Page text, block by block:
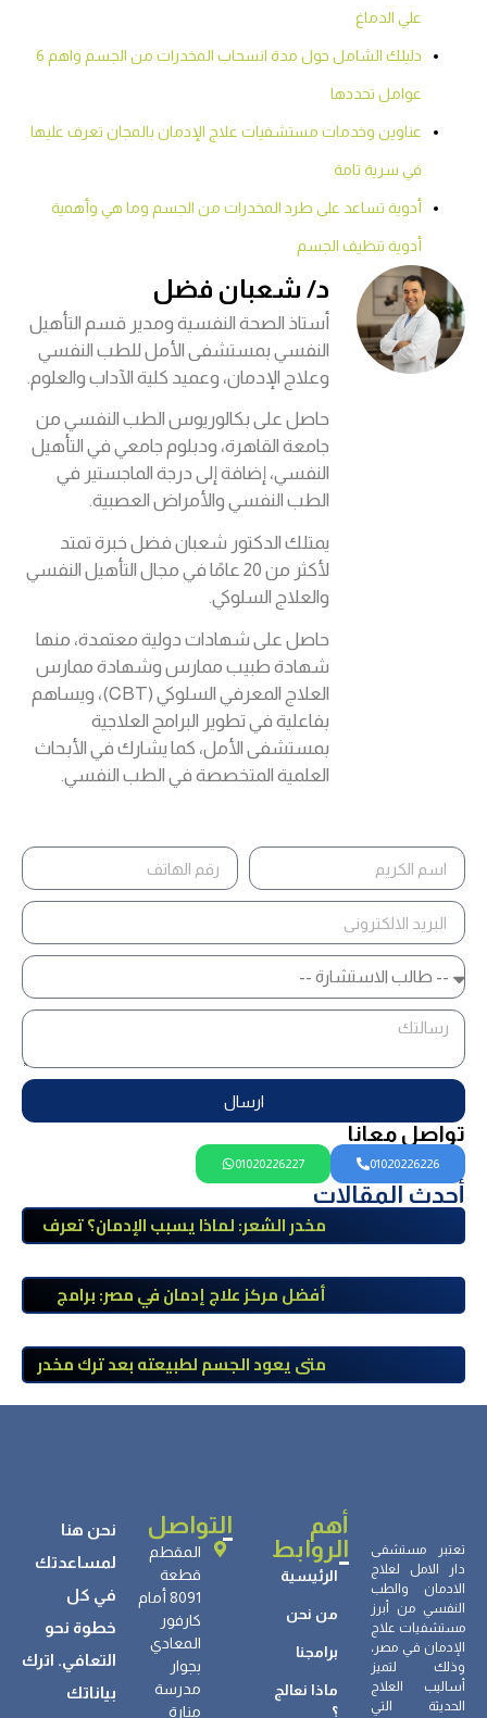
علي الدماغ
دليلك الشامل حول مدة انسحاب المخدرات من الجسم واهم 6
عوامل تحددها
عناوين وخدمات مستشفيات علاج الإدمان بالمجان تعرف عليها
في سرية تامة
أدوية تساعد على طرد المخدرات من الجسم وما هي وأهمية
أدوية تنظيف الجسم
د/ شعبان فضل
أستاذ الصحة النفسية ومدير قسم التأهيل
النفسي بمستشفى الأمل للطب النفسي
وعلاج الإدمان، وعميد كلية الآداب والعلوم.
حاصل على بكالوريوس الطب النفسي من
جامعة القاهرة، ودبلوم جامعي في التأهيل
النفسي، إضافة إلى درجة الماجستير في
الطب النفسي والأمراض العصبية.
يمتلك الدكتور شعبان فضل خبرة تمتد
لأكثر من 20 عامًا في مجال التأهيل النفسي
والعلاج السلوكي.
حاصل على شهادات دولية معتمدة، منها
شهادة طبيب ممارس وشهادة ممارس
العلاج المعرفي السلوكي (CBT)، ويساهم
بفاعلية في تطوير البرامج العلاجية
بمستشفى الأمل، كما يشارك في الأبحاث
العلمية المتخصصة في الطب النفسي.
ارسال
تواصل معانا
01020226226
01020226227
أحدث المقالات
مخدر الشعر: لماذا يسبب الإدمان؟ تعرف
أفضل مركز علاج إدمان في مصر: برامج
طبي
متى يعود الجسم لطبيعته بعد ترك مخدر
الآيس؟ مراحل التعافي والعوامل المؤثرة
تعتبر مستشفى
دار الامل لعلاج
الادمان والطب
النفسي من أبرز
مستشفيات علاج
الإدمان في مصر،
وذلك لتميز
أساليب العلاج
الحديثة التي
أهم
الروابط
الرئيسية
من نحن
برامجنا
ماذا نعالج
؟
التواصل
المقطم
قطعة
8091 أمام
كارفور
المعادي
بجوار
مدرسة
منارة
نحن هنا
لمساعدتك
في كل
خطوة نحو
التعافي. اترك
بياناتك